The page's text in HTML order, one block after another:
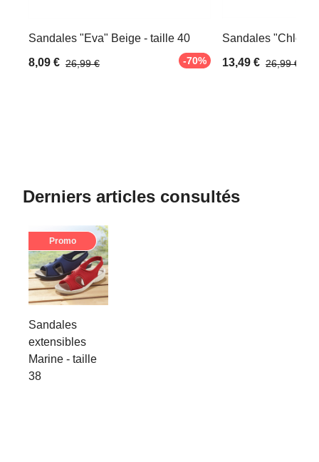
Sandales "Eva" Beige - taille 40
8,09 € 26,99 € -70%
Sandales "Chloé"
13,49 € 26,99 €
Derniers articles consultés
Promo
Sandales
extensibles
Marine - taille
38